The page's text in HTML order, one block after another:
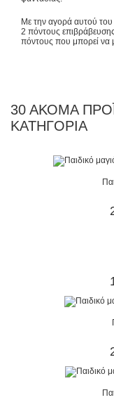
Με την αγορά αυτού του
2 πόντους επιβράβευσης
πόντους που μπορεί να
30 ΑΚΌΜΑ
ΚΑΤΗΓΟΡΊΑ